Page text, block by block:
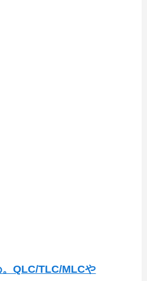
QLC/TLC/MLCや